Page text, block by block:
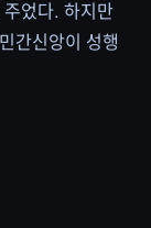
었다. 하지만
간신앙이 성행